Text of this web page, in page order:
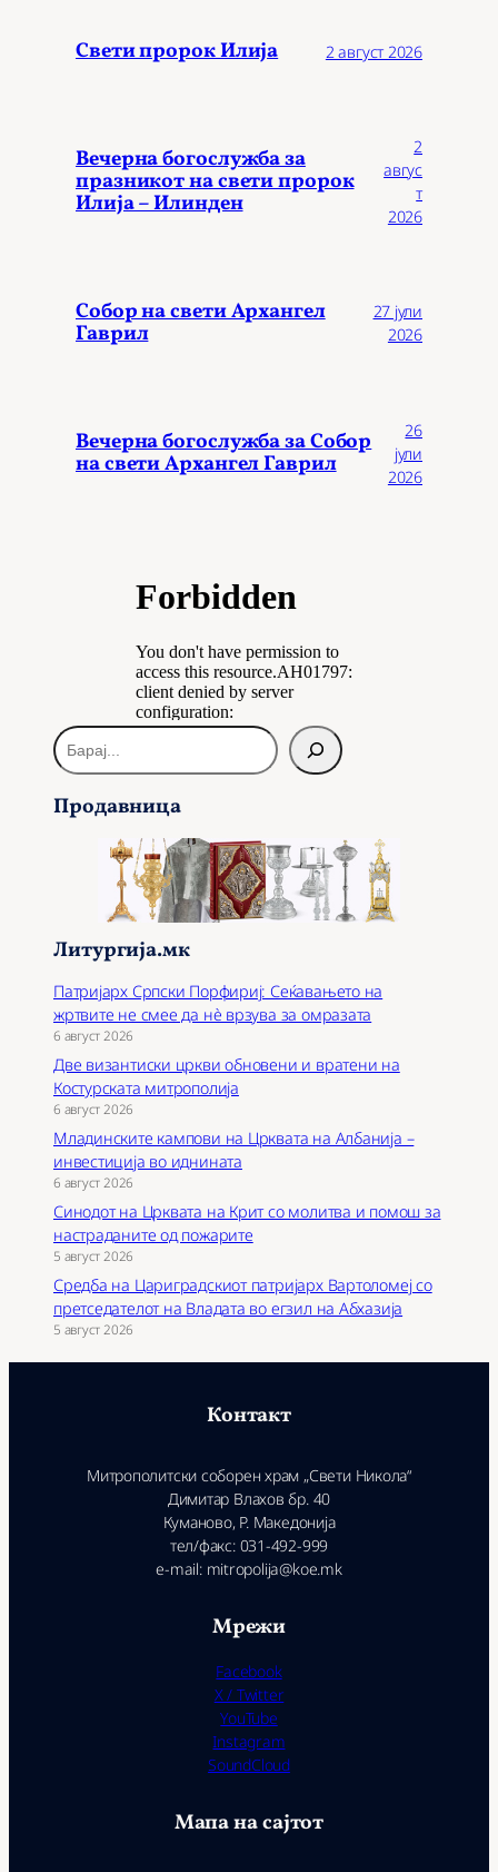
Свети пророк Илија 2 август 2026
Вечерна богослужба за
празникот на свети пророк
Илија – Илинден
2
авгус
т
2026
Собор на свети Архангел
Гаврил
27 јули
2026
Вечерна богослужба за Собор
на свети Архангел Гаврил
26
јули
2026
Б
а
а
Продавница
Литургија.мк
Патријарх Српски Порфириј: Сеќавањето на
жртвите не смее да нѐ врзува за омразата
6 август 2026
Две византиски цркви обновени и вратени на
Костурската митрополија
6 август 2026
Младинските кампови на Црквата на Албанија –
инвестиција во иднината
6 август 2026
Синодот на Црквата на Крит со молитва и помош за
настраданите од пожарите
5 август 2026
Средба на Цариградскиот патријарх Вартоломеј со
претседателот на Владата во егзил на Абхазија
5 август 2026
Контакт
Митрополитски соборен храм „Свети Никола“
Димитар Влахов бр. 40
Куманово, Р. Македонија
тел/факс: 031-492-999
e-mail: mitropolija@koe.mk
Мрежи
Facebook
X / Twitter
YouTube
Instagram
SoundCloud
Мапа на сајтот